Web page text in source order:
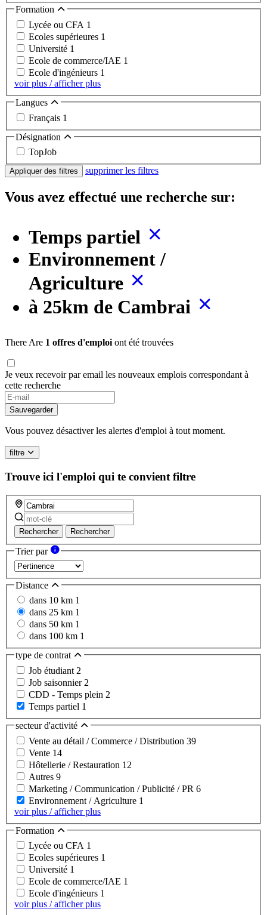
Formation
Lycée ou CFA 1
Ecoles supérieures 1
Université 1
Ecole de commerce/IAE 1
Ecole d'ingénieurs 1
voir plus / afficher plus
Langues
Français 1
Désignation
TopJob
Appliquer des filtres supprimer les filtres
Vous avez effectué une recherche sur:
Temps partiel
Environnement /
Agriculture
à 25km de Cambrai
There Are 1 offres d'emploi ont été trouvées
Je veux recevoir par email les nouveaux emplois correspondant à
cette recherche
Sauvegarder
Vous pouvez désactiver les alertes d'emploi à tout moment.
filtre
Trouve ici l'emploi qui te convient filtre
Rechercher Rechercher
Trier par
Distance
dans 10 km 1
dans 25 km 1
dans 50 km 1
dans 100 km 1
type de contrat
Job étudiant 2
Job saisonnier 2
CDD - Temps plein 2
Temps partiel 1
secteur d'activité
Vente au détail / Commerce / Distribution 39
Vente 14
Hôtellerie / Restauration 12
Autres 9
Marketing / Communication / Publicité / PR 6
Environnement / Agriculture 1
voir plus / afficher plus
Formation
Lycée ou CFA 1
Ecoles supérieures 1
Université 1
Ecole de commerce/IAE 1
Ecole d'ingénieurs 1
voir plus / afficher plus